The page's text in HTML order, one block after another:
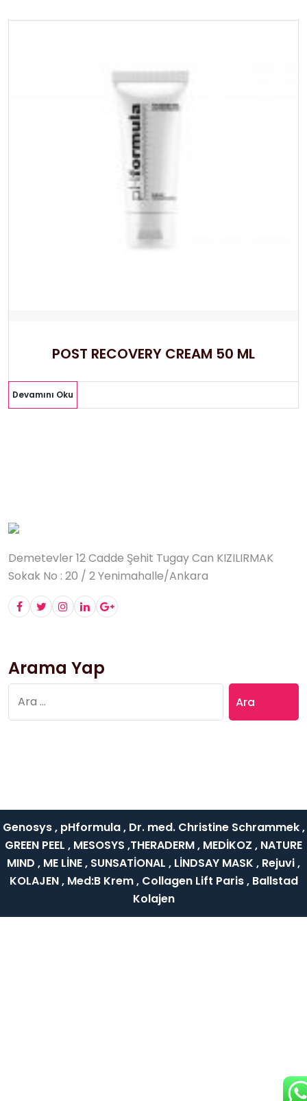
POST RECOVERY CREAM 50 ML
Devamını Oku
Demetevler 12 Cadde Şehit Tugay Can KIZILIRMAK
Sokak No : 20 / 2 Yenimahalle/Ankara
Arama Yap
Genosys , pHformula , Dr. med. Christine Schrammek ,
GREEN PEEL , MESOSYS ,THERADERM , MEDİKOZ , NATURE
MIND , ME LİNE , SUNSATİONAL , LİNDSAY MASK , Rejuvi ,
KOLAJEN , Med:B Krem , Collagen Lift Paris , Ballstad
Kolajen